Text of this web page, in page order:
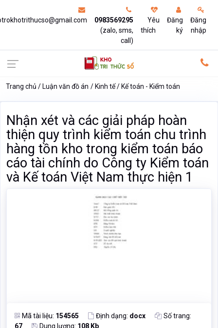
0983569295
(zalo, sms,
call)
Yêu
thích
Đăng
ký
Đăng
nhập
Trang chủ Luận văn đồ án Kinh tế Kế toán - Kiểm toán
Nhận xét và các giải pháp hoàn
thiện quy trình kiểm toán chu trình
hàng tồn kho trong kiểm toán báo
cáo tài chính do Công ty Kiểm toán
và Kế toán Việt Nam thực hiện 1
Mã tài liệu: 154565 Định dạng: docx
Số trang:
67
Dung lượng: 108 Kb